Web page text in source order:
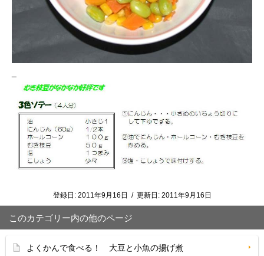
登録日: 2011年9月16日 / 更新日: 2011年9月16日
このカテゴリー内の他のページ
よくかんで食べる！ 大豆と小魚の揚げ煮